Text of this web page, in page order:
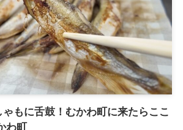
もに舌鼓！むかわ町に来たらここ
わ町